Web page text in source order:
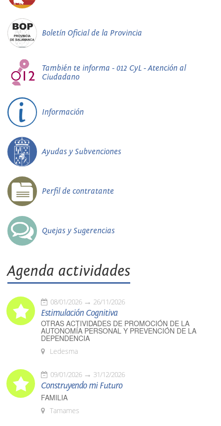
Boletín Oficial de la Provincia
También te informa - 012 CyL - Atención al
Ciudadano
Información
Ayudas y Subvenciones
Perfil de contratante
Quejas y Sugerencias
Agenda actividades
08/01/2026 26/11/2026
Estimulación Cognitiva
OTRAS ACTIVIDADES DE PROMOCIÓN DE LA
AUTONOMÍA PERSONAL Y PREVENCIÓN DE LA
DEPENDENCIA
Ledesma
09/01/2026 31/12/2026
Construyendo mi Futuro
FAMILIA
Tamames